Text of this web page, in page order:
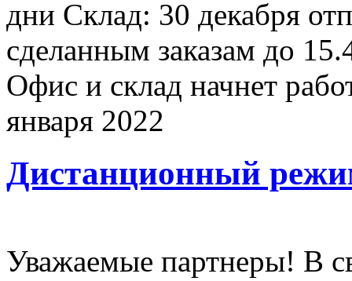
дни Склад: 30 декабря
сделанным заказам до
Офис и склад начнет
января 2022
Дистанционный
Уважаемые партнеры! В